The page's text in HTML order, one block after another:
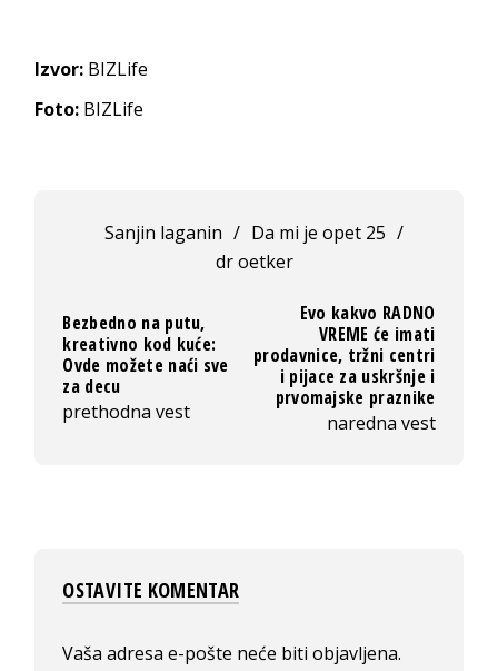
Izvor: BIZLife
Foto: BIZLife
Sanjin laganin / Da mi je opet 25 /
dr oetker
Bezbedno na putu,
kreativno kod kuće:
Ovde možete naći sve
za decu
prethodna vest
Evo kakvo RADNO
VREME će imati
prodavnice, tržni centri
i pijace za uskršnje i
prvomajske praznike
naredna vest
OSTAVITE KOMENTAR
Vaša adresa e-pošte neće biti objavljena.